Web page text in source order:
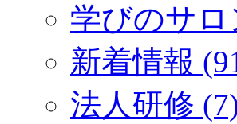
学びのサロ
新着情報
法人研修